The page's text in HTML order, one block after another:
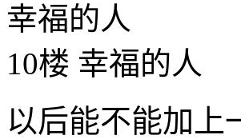
幸福的人
10楼 幸福的人
以后能不能加上